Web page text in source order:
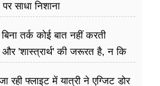
साधा​ निशाना
तर्क कोई बात नहीं करती
'शास्त्रार्थ' की जरूरत है, न कि
फ्लाइट में यात्री ने एग्जिट डोर